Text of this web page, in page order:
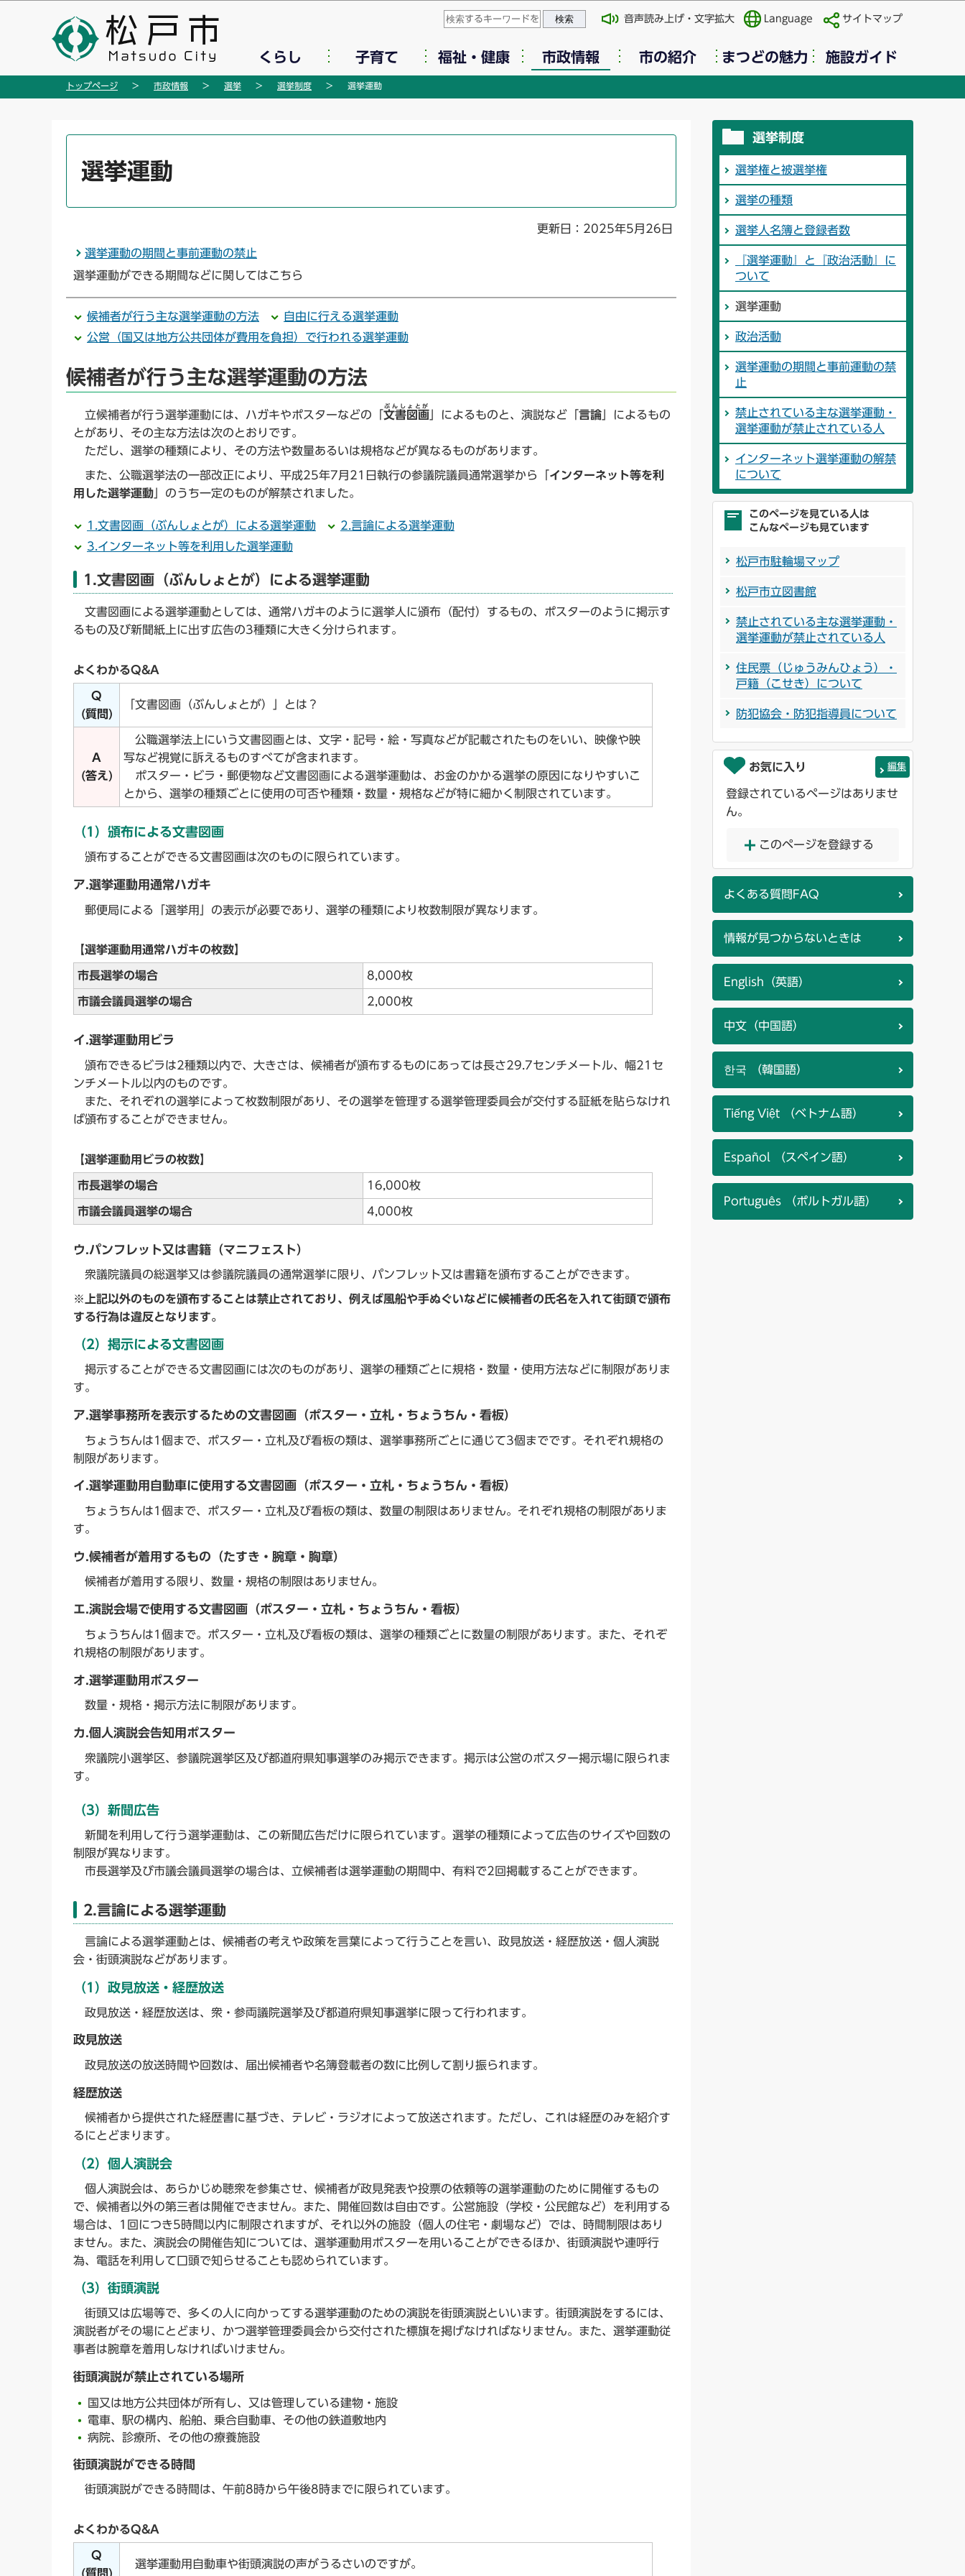
の
このページの本文へ移動
音声読み上げ・文字拡大 Language サイトマップ
くらし 子育て 福祉・健康 市政情報 市の紹介 まつどの魅力 施設ガイド
トップページ 市政情報 選挙 選挙制度 選挙運動
選挙運動
更新日：2025年5月26日
選挙運動の期間と事前運動の禁止
選挙運動ができる期間などに関してはこちら
候補者が行う主な選挙運動の方法
自由に行える選挙運動
公営（国又は地方公共団体が費用を負担）で行われる選挙運動
候補者が行う主な選挙運動の方法
立候補者が行う選挙運動には、ハガキやポスターなどの「 文書図画
ぶんしょとが
」によるものと、演説など「 言論 」によるもの
とがあり、その主な方法は次のとおりです。
ただし、選挙の種類により、その方法や数量あるいは規格などが異なるものがあります。
また、公職選挙法の一部改正により、平成25年7月21日執行の参議院議員通常選挙から「 インターネット等を利
用した選挙運動 」のうち一定のものが解禁されました。
1.文書図画（ぶんしょとが）による選挙運動
2.言論による選挙運動
3.インターネット等を利用した選挙運動
1.文書図画（ぶんしょとが）による選挙運動
文書図画による選挙運動としては、通常ハガキのように選挙人に頒布（配付）するもの、ポスターのように掲示す
るもの及び新聞紙上に出す広告の3種類に大きく分けられます。
よくわかるQ&A
Q
(質問)
「文書図画（ぶんしょとが）」とは？
A
(答え)
公職選挙法上にいう文書図画とは、文字・記号・絵・写真などが記載されたものをいい、映像や映
写など視覚に訴えるものすべてが含まれます。
ポスター・ビラ・郵便物など文書図画による選挙運動は、お金のかかる選挙の原因になりやすいこ
とから、選挙の種類ごとに使用の可否や種類・数量・規格などが特に細かく制限されています。
（1）頒布による文書図画
頒布することができる文書図画は次のものに限られています。
ア.選挙運動用通常ハガキ
郵便局による「選挙用」の表示が必要であり、選挙の種類により枚数制限が異なります。
【選挙運動用通常ハガキの枚数】
市長選挙の場合 8,000枚
市議会議員選挙の場合 2,000枚
イ.選挙運動用ビラ
頒布できるビラは2種類以内で、大きさは、候補者が頒布するものにあっては長さ29.7センチメートル、幅21セ
ンチメートル以内のものです。
また、それぞれの選挙によって枚数制限があり、その選挙を管理する選挙管理委員会が交付する証紙を貼らなけれ
ば頒布することができません。
【選挙運動用ビラの枚数】
市長選挙の場合 16,000枚
市議会議員選挙の場合 4,000枚
ウ.パンフレット又は書籍（マニフェスト）
衆議院議員の総選挙又は参議院議員の通常選挙に限り、パンフレット又は書籍を頒布することができます。
※上記以外のものを頒布することは禁止されており、例えば風船や手ぬぐいなどに候補者の氏名を入れて街頭で頒布
する行為は違反となります。
（2）掲示による文書図画
掲示することができる文書図画には次のものがあり、選挙の種類ごとに規格・数量・使用方法などに制限がありま
す。
ア.選挙事務所を表示するための文書図画（ポスター・立札・ちょうちん・看板）
ちょうちんは1個まで、ポスター・立札及び看板の類は、選挙事務所ごとに通じて3個までです。それぞれ規格の
制限があります。
イ.選挙運動用自動車に使用する文書図画（ポスター・立札・ちょうちん・看板）
ちょうちんは1個まで、ポスター・立札及び看板の類は、数量の制限はありません。それぞれ規格の制限がありま
す。
ウ.候補者が着用するもの（たすき・腕章・胸章）
候補者が着用する限り、数量・規格の制限はありません。
エ.演説会場で使用する文書図画（ポスター・立札・ちょうちん・看板）
ちょうちんは1個まで。ポスター・立札及び看板の類は、選挙の種類ごとに数量の制限があります。また、それぞ
れ規格の制限があります。
オ.選挙運動用ポスター
数量・規格・掲示方法に制限があります。
カ.個人演説会告知用ポスター
衆議院小選挙区、参議院選挙区及び都道府県知事選挙のみ掲示できます。掲示は公営のポスター掲示場に限られま
す。
（3）新聞広告
新聞を利用して行う選挙運動は、この新聞広告だけに限られています。選挙の種類によって広告のサイズや回数の
制限が異なります。
市長選挙及び市議会議員選挙の場合は、立候補者は選挙運動の期間中、有料で2回掲載することができます。
2.言論による選挙運動
言論による選挙運動とは、候補者の考えや政策を言葉によって行うことを言い、政見放送・経歴放送・個人演説
会・街頭演説などがあります。
（1）政見放送・経歴放送
政見放送・経歴放送は、衆・参両議院選挙及び都道府県知事選挙に限って行われます。
政見放送
政見放送の放送時間や回数は、届出候補者や名簿登載者の数に比例して割り振られます。
経歴放送
候補者から提供された経歴書に基づき、テレビ・ラジオによって放送されます。ただし、これは経歴のみを紹介す
るにとどまります。
（2）個人演説会
個人演説会は、あらかじめ聴衆を参集させ、候補者が政見発表や投票の依頼等の選挙運動のために開催するもの
で、候補者以外の第三者は開催できません。また、開催回数は自由です。公営施設（学校・公民館など）を利用する
場合は、1回につき5時間以内に制限されますが、それ以外の施設（個人の住宅・劇場など）では、時間制限はあり
ません。また、演説会の開催告知については、選挙運動用ポスターを用いることができるほか、街頭演説や連呼行
為、電話を利用して口頭で知らせることも認められています。
（3）街頭演説
街頭又は広場等で、多くの人に向かってする選挙運動のための演説を街頭演説といいます。街頭演説をするには、
演説者がその場にとどまり、かつ選挙管理委員会から交付された標旗を掲げなければなりません。また、選挙運動従
事者は腕章を着用しなければいけません。
街頭演説が禁止されている場所
国又は地方公共団体が所有し、又は管理している建物・施設
電車、駅の構内、船舶、乗合自動車、その他の鉄道敷地内
病院、診療所、その他の療養施設
街頭演説ができる時間
街頭演説ができる時間は、午前8時から午後8時までに限られています。
よくわかるQ&A
Q
(質問)
選挙運動用自動車や街頭演説の声がうるさいのですが。
選挙制度
選挙権と被選挙権
選挙の種類
選挙人名簿と登録者数
『選挙運動』と『政治活動』に
ついて
選挙運動
政治活動
選挙運動の期間と事前運動の禁
止
禁止されている主な選挙運動・
選挙運動が禁止されている人
インターネット選挙運動の解禁
について
このページを見ている人は
こんなページも見ています
松戸市駐輪場マップ
松戸市立図書館
禁止されている主な選挙運動・
選挙運動が禁止されている人
住民票（じゅうみんひょう）・
戸籍（こせき）について
防犯協会・防犯指導員について
お気に入り 編集
登録されているページはありませ
ん。
このページを登録する
よくある質問FAQ
情報が見つからないときは
English（英語）
中文（中国語）
한국 （韓国語）
Tiếng Việt （ベトナム語）
Español （スペイン語）
Português （ポルトガル語）